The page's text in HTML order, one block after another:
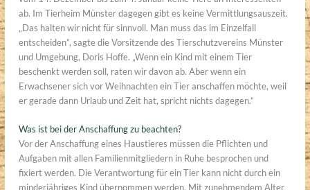
ab. Im Tierheim Münster dagegen gibt es keine Vermittlungsauszeit.
„Das halten wir nicht für sinnvoll. Man muss das im Einzelfall
entscheiden”, sagte die Vorsitzende des Tierschutzvereins Münster
und Umgebung, Doris Hoffe. „Wenn ein Kind mit einem Tier
beschenkt werden soll, raten wir davon ab. Aber wenn ein
Erwachsener sich vor Weihnachten ein Tier anschaffen möchte, weil
er gerade dann Urlaub und Zeit hat, spricht nichts dagegen.”
Was ist bei der Anschaffung zu beachten?
Vor der Anschaffung eines Haustieres müssen die Pflichten und
Aufgaben mit allen Familienmitgliedern in Ruhe besprochen und
fixiert werden. Die Verantwortung für ein Tier kann nicht durch ein
minderjähriges Kind übernommen werden. Mit zunehmendem Alter